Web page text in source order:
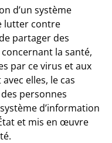
d’un système
lutter contre
partager des
la santé,
par ce virus et aux
elles, le cas
personnes
d’information
et mis en œuvre